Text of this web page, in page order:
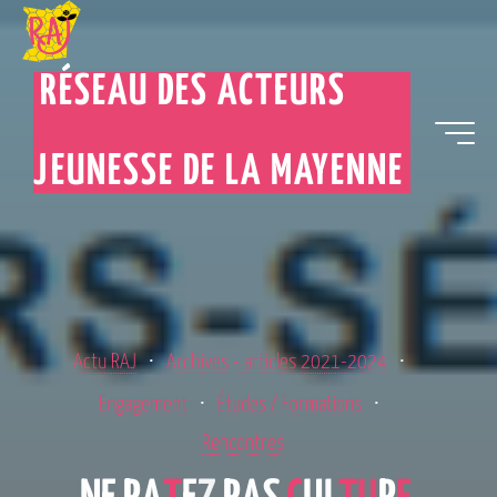
RÉSEAU DES ACTEURS
JEUNESSE DE LA MAYENNE
Actu RAJ
Archives - articles 2021-2024
Engagement
Études / Formations
Rencontres